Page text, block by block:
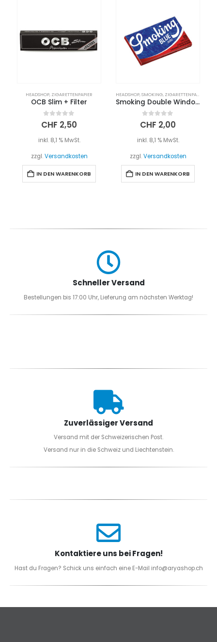
HEADSHOP, ZIGARETTENPAPIER
OCB Slim + Filter
0 out of 5
CHF 2,50
inkl. 8,1 % MwSt.
zzgl.Versandkosten
IN DEN WARENKORB
HEADSHOP,SMOKING, ZIGARETTENPAPIER
Smoking Double Window | Blue
0 out of 5
CHF 2,00
inkl. 8,1 % MwSt.
zzgl.Versandkosten
IN DEN WARENKORB
Schneller Versand
Bestellungen bis 17:00 Uhr, Lieferung am nächsten Werktag!
Zuverlässiger Versand
Versand mit der Schweizerischen Post.
Versand nur in die Schweiz und Liechtenstein.
Kontaktiere uns bei Fragen!
Hast du Fragen? Schick uns einfach eine E-Mail info@aryashop.ch